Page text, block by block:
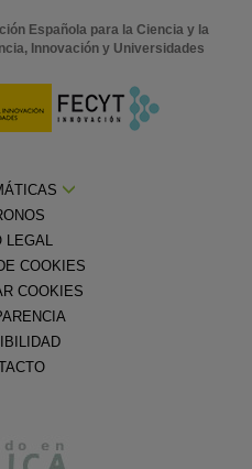
Española para la Ciencia y la
Innovación y Universidades
LEGAL
COOKIES
COOKIES